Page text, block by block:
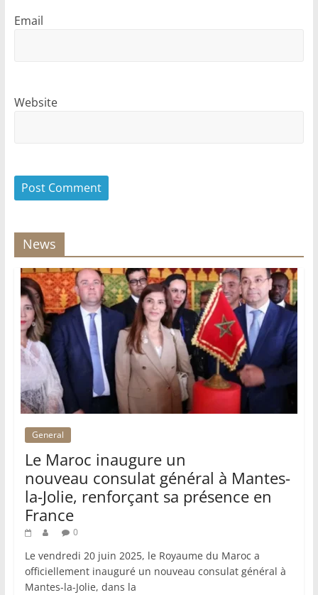
Email
Website
News
General
Le Maroc inaugure un
nouveau consulat général à Mantes-
la-Jolie, renforçant sa présence en
France
0
Le vendredi 20 juin 2025, le Royaume du Maroc a
officiellement inauguré un nouveau consulat général à
Mantes-la-Jolie, dans la